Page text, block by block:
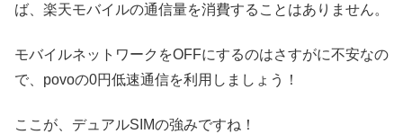
ば、楽天モバイルの通信量を消費することはありません。
モバイルネットワークをOFFにするのはさすがに不安なの
で、povoの0円低速通信を利用しましょう！
ここが、デュアルSIMの強みですね！